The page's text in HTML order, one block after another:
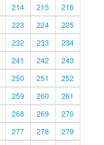
214 215
216
223 224
225
232 233
234
241 242
243
250 251
252
259 260
261
268 269
270
277 278
279